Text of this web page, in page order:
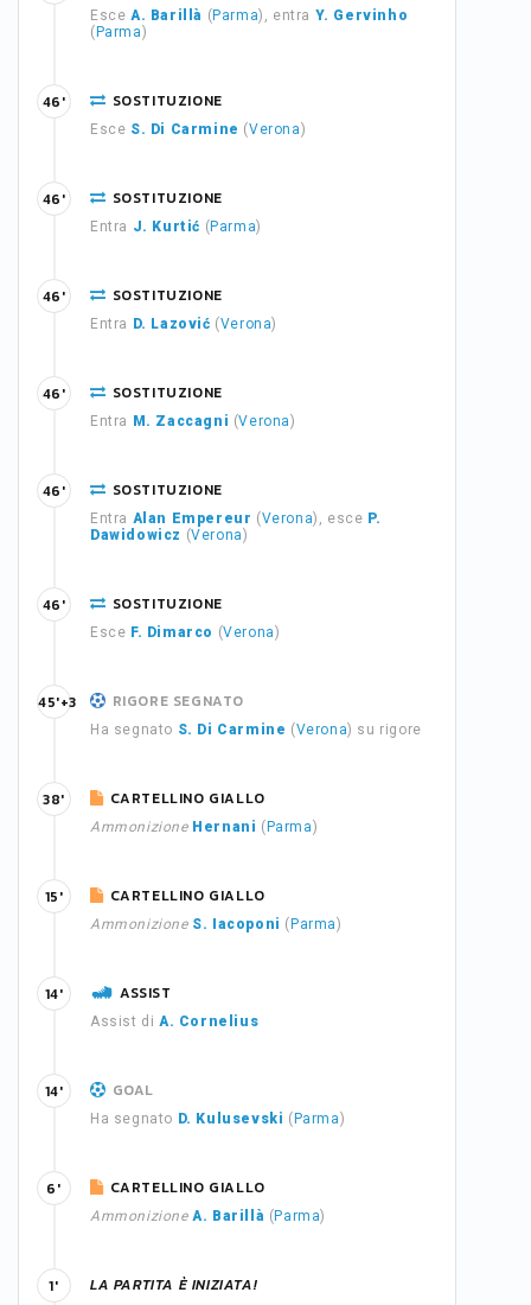
Esce A. Barillà ( Parma), entra Y. Gervinho
( Parma)
SOSTITUZIONE
Esce S. Di Carmine (Verona)
46'
SOSTITUZIONE
Entra J. Kurtić ( Parma)
46'
SOSTITUZIONE
Entra D. Lazović (Verona)
46'
SOSTITUZIONE
Entra M. Zaccagni (Verona)
46'
SOSTITUZIONE
Entra Alan Empereur (Verona), esce P.
Dawidowicz (Verona)
46'
SOSTITUZIONE
Esce F. Dimarco (Verona)
46'
RIGORE SEGNATO
Ha segnato S. Di Carmine (Verona) su rigore
45'+3
CARTELLINO GIALLO
Ammonizione Hernani ( Parma)
38'
CARTELLINO GIALLO
Ammonizione S. Iacoponi ( Parma)
15'
ASSIST
Assist di A. Cornelius
14'
GOAL
Ha segnato D. Kulusevski ( Parma)
14'
CARTELLINO GIALLO
Ammonizione A. Barillà ( Parma)
6'
LA PARTITA È INIZIATA!
1'